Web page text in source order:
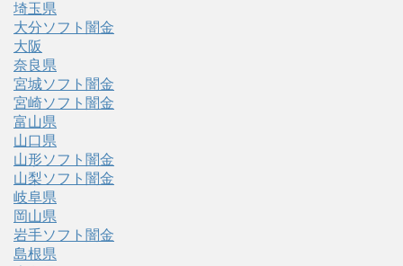
埼玉県
大分ソフト闇金
大阪
奈良県
宮城ソフト闇金
宮崎ソフト闇金
富山県
山口県
山形ソフト闇金
山梨ソフト闇金
岐阜県
岡山県
岩手ソフト闇金
島根県